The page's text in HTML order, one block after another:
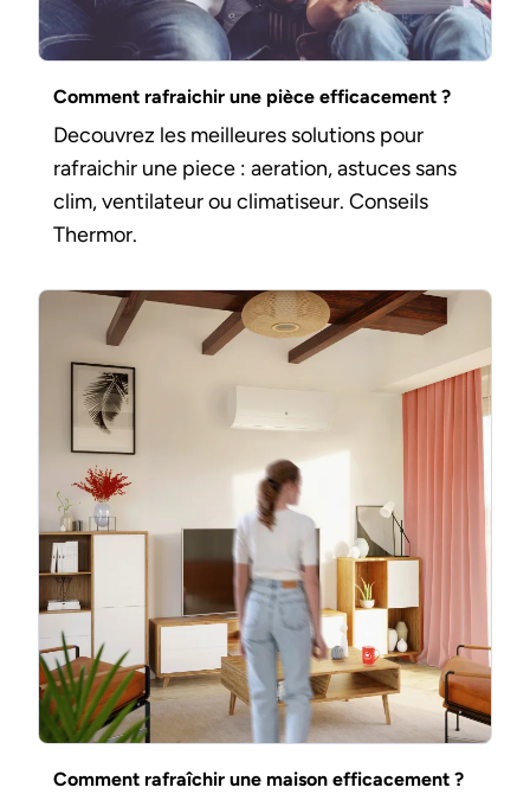
Comment rafraichir une pièce efficacement ?
Decouvrez les meilleures solutions pour
rafraichir une piece : aeration, astuces sans
clim, ventilateur ou climatiseur. Conseils
Thermor.
Comment rafraîchir une maison efficacement ?